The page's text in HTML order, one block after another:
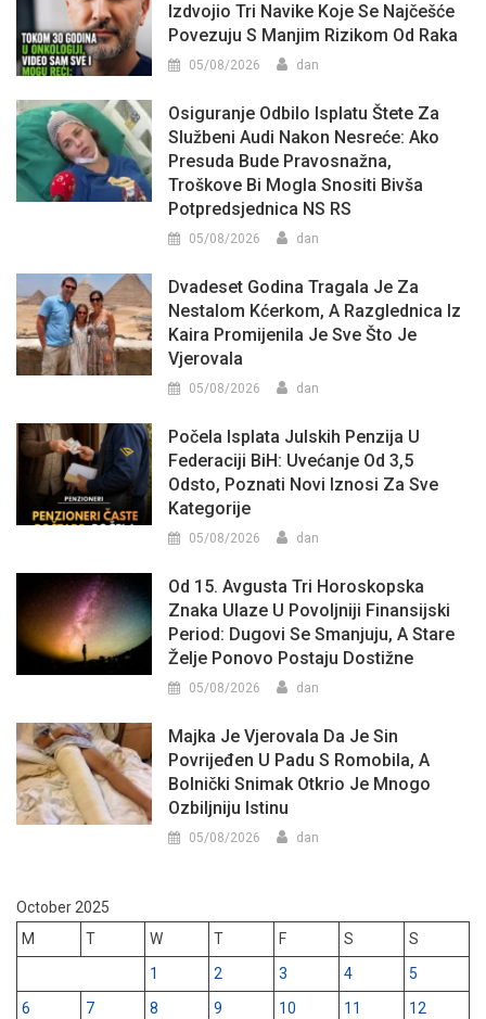
Izdvojio Tri Navike Koje Se Najčešće
Povezuju S Manjim Rizikom Od Raka
05/08/2026 dan
Osiguranje Odbilo Isplatu Štete Za
Službeni Audi Nakon Nesreće: Ako
Presuda Bude Pravosnažna,
Troškove Bi Mogla Snositi Bivša
Potpredsjednica NS RS
05/08/2026 dan
Dvadeset Godina Tragala Je Za
Nestalom Kćerkom, A Razglednica Iz
Kaira Promijenila Je Sve Što Je
Vjerovala
05/08/2026 dan
Počela Isplata Julskih Penzija U
Federaciji BiH: Uvećanje Od 3,5
Odsto, Poznati Novi Iznosi Za Sve
Kategorije
05/08/2026 dan
Od 15. Avgusta Tri Horoskopska
Znaka Ulaze U Povoljniji Finansijski
Period: Dugovi Se Smanjuju, A Stare
Želje Ponovo Postaju Dostižne
05/08/2026 dan
Majka Je Vjerovala Da Je Sin
Povrijeđen U Padu S Romobila, A
Bolnički Snimak Otkrio Je Mnogo
Ozbiljniju Istinu
05/08/2026 dan
October 2025
M
T W T F S
S
1
2 3 4
5
6
7 8 9 10 11
12